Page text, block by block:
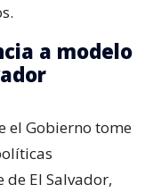
a modelo
el Gobierno tome
El Salvador,